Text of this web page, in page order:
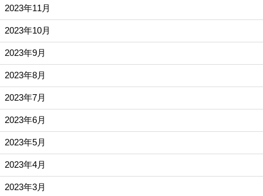
2023年11月
2023年10月
2023年9月
2023年8月
2023年7月
2023年6月
2023年5月
2023年4月
2023年3月